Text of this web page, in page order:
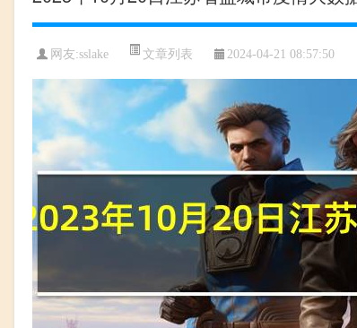
网友:sslake 文章列表 2024-04-21 08:57:50